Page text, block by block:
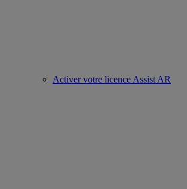
Activer votre licence Assist AR